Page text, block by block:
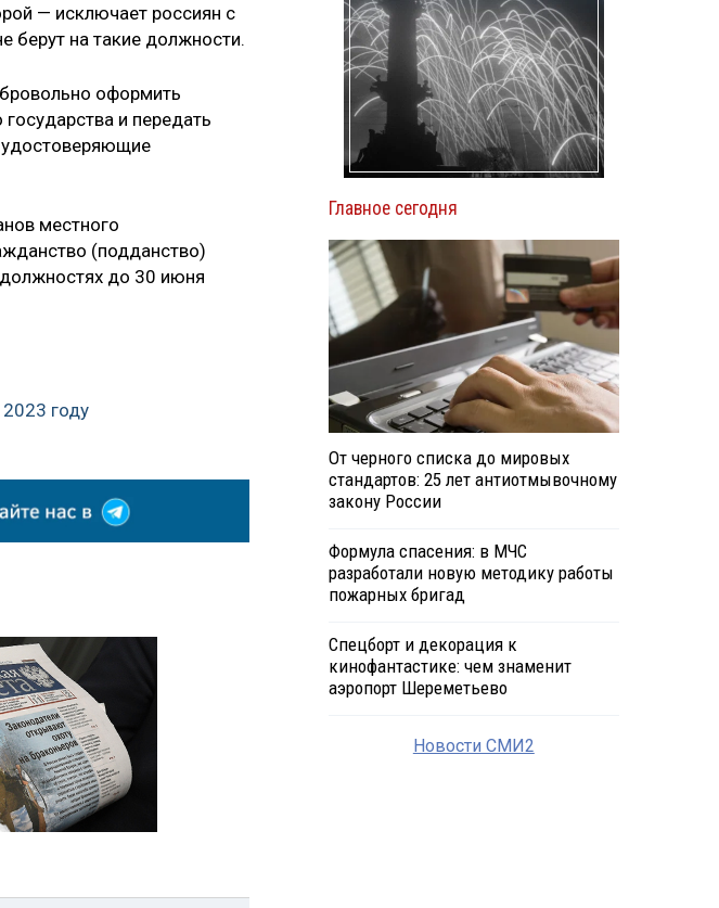
— исключает россиян с
берут на такие должности.
оформить
и передать
удостоверяющие
местного
(подданство)
до 30 июня
2023 году
Главное сегодня
От черного списка до мировых
стандартов: 25 лет антиотмывочному
закону России
Формула спасения: в МЧС
разработали новую методику работы
пожарных бригад
Спецборт и декорация к
кинофантастике: чем знаменит
аэропорт Шереметьево
Новости СМИ2